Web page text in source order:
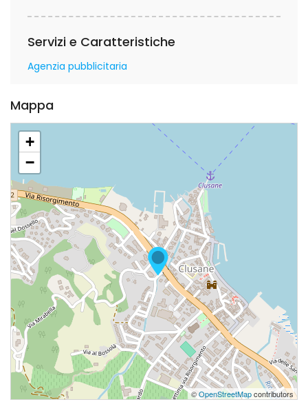
Servizi e Caratteristiche
Agenzia pubblicitaria
Mappa
+
−
©OpenStreetMapcontributors